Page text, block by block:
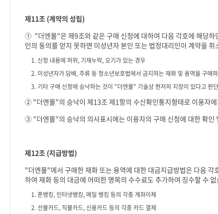
제11조 (계약의 성립)
① "더엔몰"은 제9조와 같은 구매 신청에 대하여 다음 각호에 해당
인의 동의를 얻지 못하면 미성년자 본인 또는 법정대리인이 계약을
1. 신청 내용에 허위, 기재누락,오기가 있는 경우
2. 미성년자가 담배,주류 등 청소년보호법에서 금지하는 재화 및 용역을 구매
3. 기타 구매 신청에 승낙하는 것이 "더엔몰" 기술상 현저히 지장이 있다고 판
② "더엔몰"의 승낙이 제13조 제1항의 수신확인통지형태로 이용자
③ "더엔몰"의 승낙의 의사표시에는 이용자의 구매 신청에 대한 확인
제12조 (지급방법)
"더엔몰"에서 구매한 재화 또는 용역에 대한 대금지급방법은 다음
하여 재화 등의 대금에 어떠한 명목의 수수료도 추가하여 징수할 수
1.폰뱅킹, 인터넷뱅킹, 메일 뱅킹 등의 각종 계좌이체
2.선불카드, 직불카드, 신용카드 등의 각종 카드 결제